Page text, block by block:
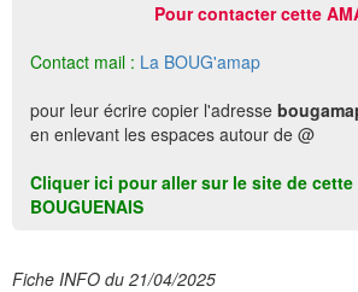
Pour contacter cette
Contact mail : La BOUG'amap
pour leur écrire copier l'adresse
en enlevant les espaces autour de @
Cliquer ici pour aller sur le site de cette
BOUGUENAIS
Fiche INFO du 21/04/2025